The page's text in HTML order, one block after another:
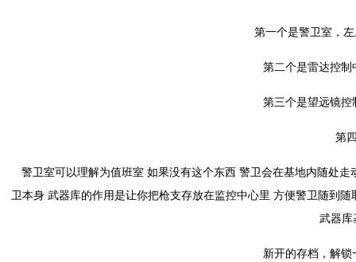
第一个是警卫室，
第二个是雷达控制
第三个是望远镜控
第
警卫室可以理解为值班室 如果没有这个东西 警卫会在基地内随处
卫本身 武器库的作用是让你把枪支存放在监控中心里 方便警卫随到
武器库
新开的存档，解锁